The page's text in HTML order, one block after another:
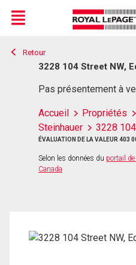
Live
En Direct
Menu
Retour
3228 104 Street NW,
Pas présentement à
Accueil Propriétés
Steinhauer
3228
ÉVALUATION DE LA VALEUR 403
Selon les données du portail
Canada